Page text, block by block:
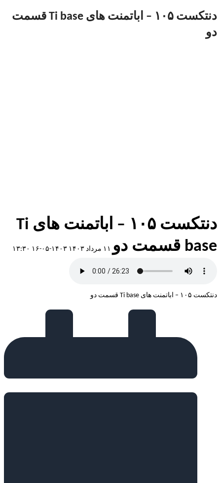
دنتکست ۱۰۵ – اباتمنت های Ti base قسمت
دو
دنتکست ۱۰۵ – اباتمنت های Ti
base قسمت دو
۱۱ مرداد ۱۴۰۳ ۱۴۰۳-۰۵-۱۶ ۱۳:۳۰
دنتکست ۱۰۵ – اباتمنت های Ti base قسمت دو